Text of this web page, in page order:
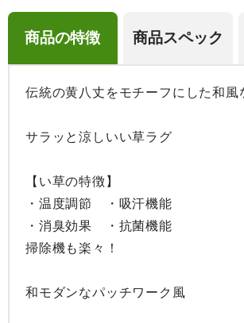
商品の特徴 商品スペック
伝統の黄八丈をモチーフにした和風
サラッと涼しいい草ラグ
【い草の特徴】
・温度調節　・吸汗機能
・消臭効果　・抗菌機能
掃除機も楽々！
和モダンなパッチワーク風